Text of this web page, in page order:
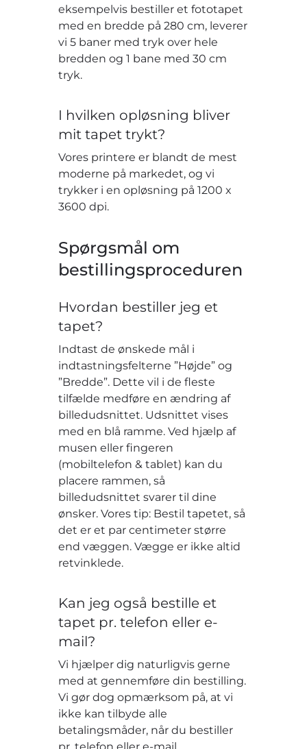
eksempelvis bestiller et fototapet
med en bredde på 280 cm, leverer
vi 5 baner med tryk over hele
bredden og 1 bane med 30 cm
tryk.
I hvilken opløsning bliver
mit tapet trykt?
Vores printere er blandt de mest
moderne på markedet, og vi
trykker i en opløsning på 1200 x
3600 dpi.
Spørgsmål om
bestillingsproceduren
Hvordan bestiller jeg et
tapet?
Indtast de ønskede mål i
indtastningsfelterne ”Højde” og
”Bredde”. Dette vil i de fleste
tilfælde medføre en ændring af
billedudsnittet. Udsnittet vises
med en blå ramme. Ved hjælp af
musen eller fingeren
(mobiltelefon & tablet) kan du
placere rammen, så
billedudsnittet svarer til dine
ønsker. Vores tip: Bestil tapetet, så
det er et par centimeter større
end væggen. Vægge er ikke altid
retvinklede.
Kan jeg også bestille et
tapet pr. telefon eller e-
mail?
Vi hjælper dig naturligvis gerne
med at gennemføre din bestilling.
Vi gør dog opmærksom på, at vi
ikke kan tilbyde alle
betalingsmåder, når du bestiller